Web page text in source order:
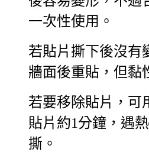
一次性使用。
若貼片撕下後沒有
牆面後重貼，但黏
若要移除貼片，可
貼片約1分鐘，遇
撕。